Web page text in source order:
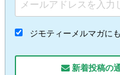
ジモティーメルマガに
新着投稿の